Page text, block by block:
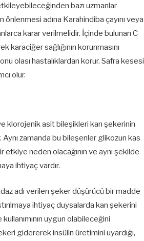
bazı uzmanlar
önlenmesi adına Karahindiba çayını veya
karar verilmelidir. İçinde bulunan C
sağlığının korunmasını
olası hastalıklardan korur. Safra kesesi
olur.
klorojenik asit bileşikleri kan şekerinin
zamanda bu bileşenler glikozun kas
neden olacağının ve aynı şekilde
ihtiyaç vardır.
adı verilen şeker düşürücü bir madde
ihtiyaç duysalarda kan şekerini
uygun olabileceğini
gidererek insülin üretimini uyardığı,